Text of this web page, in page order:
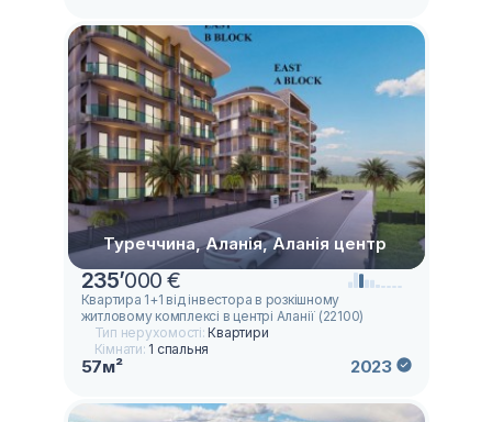
Туреччина, Аланія, Аланія центр
235’000 €
Квартира 1+1 від інвестора в розкішному
житловому комплексі в центрі Аланії (22100)
Тип нерухомості:Квартири
Кімнати: 1 спальня
57м² 2023